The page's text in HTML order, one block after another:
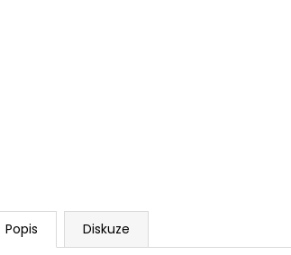
Popis Diskuze